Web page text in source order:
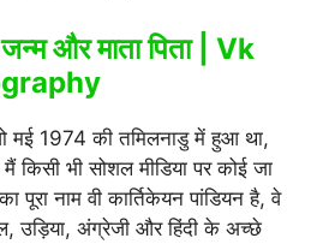
और माता पिता | Vk
मई 1974 की तमिलनाडु में हुआ था,
किसी भी सोशल मीडिया पर कोई जा
पूरा नाम वी कार्तिकेयन पांडियन है, वे
उड़िया, अंग्रेजी और हिंदी के अच्छे